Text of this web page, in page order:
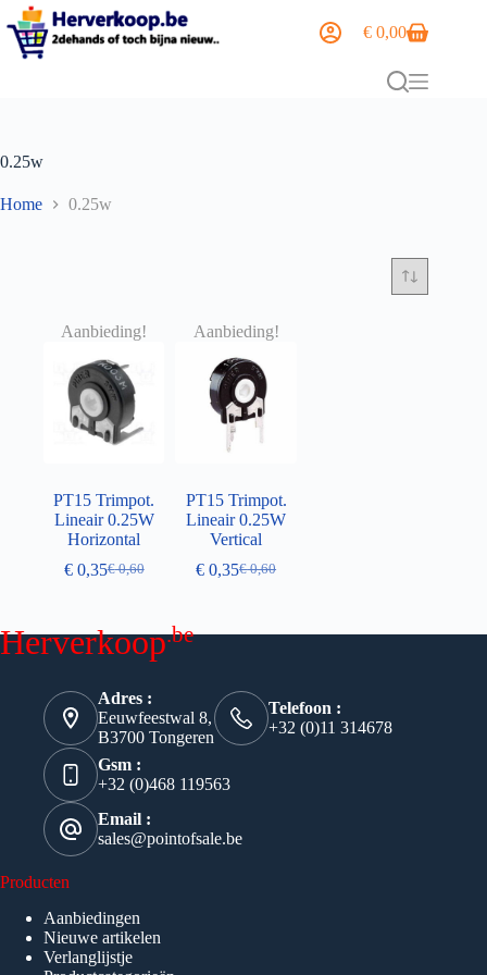
€ 0,00
0.25w
Home 0.25w
Aanbieding!
PT15 Trimpot.
Lineair 0.25W
Horizontal
€0,60
€0,35
Aanbieding!
PT15 Trimpot.
Lineair 0.25W
Vertical
€0,60
€ 0,35
Herverkoop.be
Adres :
Eeuwfeestwal 8,
B3700 Tongeren
Telefoon :
+32 (0)11 314678
Gsm :
+32 (0)468 119563
Email :
sales@pointofsale.be
Producten
Aanbiedingen
Nieuwe artikelen
Verlanglijstje